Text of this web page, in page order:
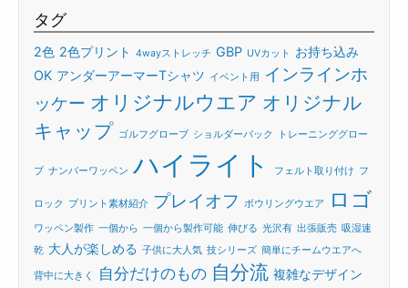
タグ
2色 2色プリント 4wayストレッチ GBP UVカット
お持ち込み
OK アンダーアーマーTシャツ イベント用
インラインホ
ッケー オリジナルウエア オリジナル
キャップ ゴルフグローブ ショルダーバック トレーニンググロー
ブ ナンバーワッペン ハイライト フェルト取り付け フ
ロック プリント素材紹介 プレイオフ ボウリングウエア ロゴ
ワッペン製作 一個から 一個から製作可能 伸びる 光沢有 出張販売 吸湿速
乾 大人が楽しめる 子供に大人気 技シリーズ 簡単にチームウエアへ
背中に大きく 自分だけのもの 自分流 複雑なデザイン